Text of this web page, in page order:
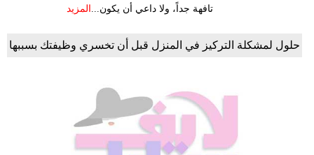
تافهة جداً، ولا داعي أن يكون... المزيد
حلول لمشكلة التركيز في المنزل قبل أن تخسري وظيفتك بسببها